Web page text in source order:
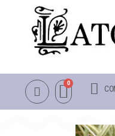
NOTRE CATALOGUE
NÉNUPHARS